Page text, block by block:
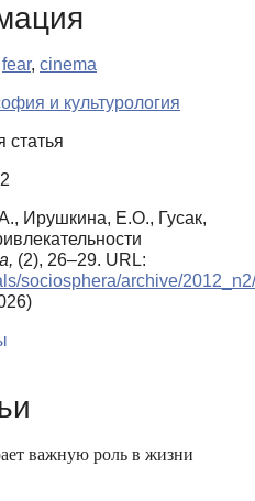
fear, cinema
и культурология
статья
Ирушкина, Е.О., Гусак,
(2), 26–29. URL:
sociosphera/archive/
важную роль в жизни